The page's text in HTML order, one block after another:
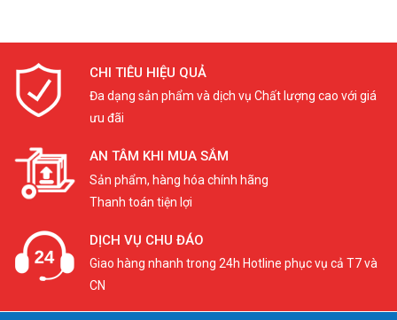
CHI TIÊU HIỆU QUẢ
Đa dạng sản phẩm và dịch vụ Chất lượng cao với giá
ưu đãi
AN TÂM KHI MUA SẮM
Sản phẩm, hàng hóa chính hãng
Thanh toán tiện lợi
DỊCH VỤ CHU ĐÁO
Giao hàng nhanh trong 24h Hotline phục vụ cả T7 và
CN